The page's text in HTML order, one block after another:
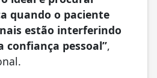
quando o paciente
estão interferindo
confiança pessoal”,